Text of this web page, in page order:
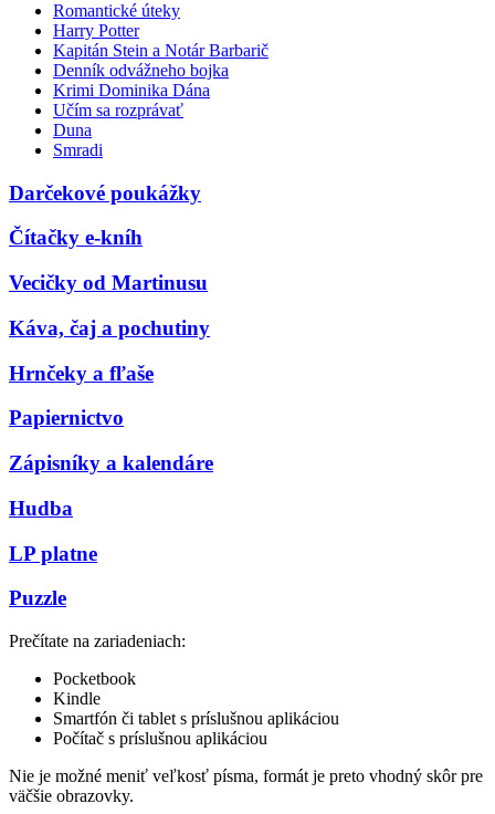
Romantické úteky
Harry Potter
Kapitán Stein a Notár Barbarič
Denník odvážneho bojka
Krimi Dominika Dána
Učím sa rozprávať
Duna
Smradi
Darčekové poukážky
Čítačky e-kníh
Vecičky od Martinusu
Káva, čaj a pochutiny
Hrnčeky a fľaše
Papiernictvo
Zápisníky a kalendáre
Hudba
LP platne
Puzzle
Prečítate na zariadeniach:
Pocketbook
Kindle
Smartfón či tablet s príslušnou aplikáciou
Počítač s príslušnou aplikáciou
Nie je možné meniť veľkosť písma, formát je preto vhodný skôr pre
väčšie obrazovky.